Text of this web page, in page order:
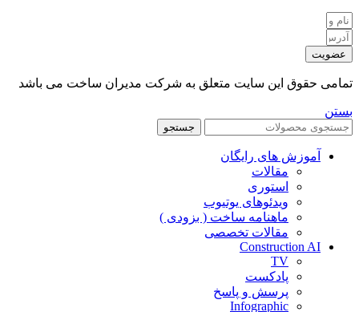
عضویت
تمامی حقوق این سایت متعلق به شرکت مدیران ساخت می باشد
بستن
جستجو
آموزش های رایگان
مقالات
استوری
ویدئوهای یوتیوب
ماهنامه ساخت ( بزودی )
مقالات تخصصی
Construction AI
TV
پادکست
پرسش و پاسخ
Infographic